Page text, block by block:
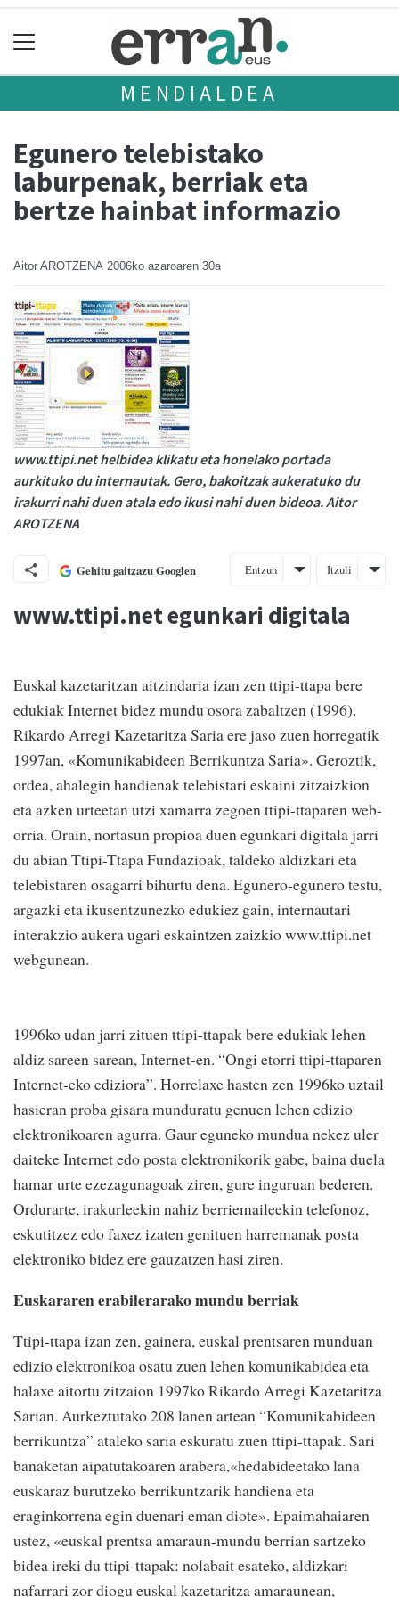
MENDIALDEA
Egunero telebistako
laburpenak, berriak eta
bertze hainbat informazio
Aitor AROTZENA 2006ko azaroaren 30a
www.ttipi.net helbidea klikatu eta honelako portada
aurkituko du internautak. Gero, bakoitzak aukeratuko du
irakurri nahi duen atala edo ikusi nahi duen bideoa. Aitor
AROTZENA
Gehitu gaitzazu Googlen Entzun Itzuli
www.ttipi.net egunkari digitala
Euskal kazetaritzan aitzindaria izan zen ttipi-ttapa bere
edukiak Internet bidez mundu osora zabaltzen (1996).
Rikardo Arregi Kazetaritza Saria ere jaso zuen horregatik
1997an, «Komunikabideen Berrikuntza Saria». Geroztik,
ordea, ahalegin handienak telebistari eskaini zitzaizkion
eta azken urteetan utzi xamarra zegoen ttipi-ttaparen web-
orria. Orain, nortasun propioa duen egunkari digitala jarri
du abian Ttipi-Ttapa Fundazioak, taldeko aldizkari eta
telebistaren osagarri bihurtu dena. Egunero-egunero testu,
argazki eta ikusentzunezko edukiez gain, internautari
interakzio aukera ugari eskaintzen zaizkio www.ttipi.net
webgunean.
1996ko udan jarri zituen ttipi-ttapak bere edukiak lehen
aldiz sareen sarean, Internet-en. “Ongi etorri ttipi-ttaparen
Internet-eko ediziora”. Horrelaxe hasten zen 1996ko uztail
hasieran proba gisara munduratu genuen lehen edizio
elektronikoaren agurra. Gaur eguneko mundua nekez uler
daiteke Internet edo posta elektronikorik gabe, baina duela
hamar urte ezezagunagoak ziren, gure inguruan bederen.
Ordurarte, irakurleekin nahiz berriemaileekin telefonoz,
eskutitzez edo faxez izaten genituen harremanak posta
elektroniko bidez ere gauzatzen hasi ziren.
Euskararen erabilerarako mundu berriak
Ttipi-ttapa izan zen, gainera, euskal prentsaren munduan
edizio elektronikoa osatu zuen lehen komunikabidea eta
halaxe aitortu zitzaion 1997ko Rikardo Arregi Kazetaritza
Sarian. Aurkeztutako 208 lanen artean “Komunikabideen
berrikuntza” ataleko saria eskuratu zuen ttipi-ttapak. Sari
banaketan aipatutakoaren arabera,«hedabideetako lana
euskaraz burutzeko berrikuntzarik handiena eta
eraginkorrena egin duenari eman diote». Epaimahaiaren
ustez, «euskal prentsa amaraun-mundu berrian sartzeko
bidea ireki du ttipi-ttapak: nolabait esateko, aldizkari
nafarrari zor diogu euskal kazetaritza amaraunean,